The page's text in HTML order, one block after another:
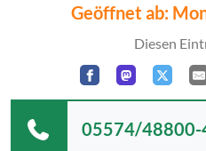
Geöffnet ab:
Diesen
05574/48800-